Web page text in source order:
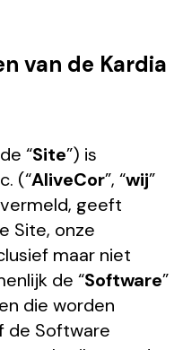
van de Kardia
“Site”) is
(“AliveCor”, “wij”
geeft
Site, onze
maar niet
de “Software”
die worden
de Software